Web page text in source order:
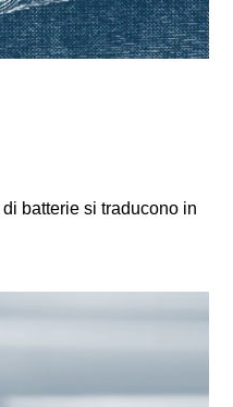
batterie si traducono in